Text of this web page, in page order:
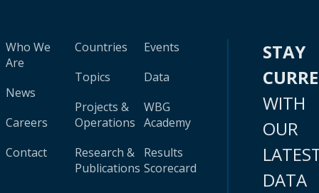
Who We
Are
News
Careers
Contact
Countries
Topics
Projects &
Operations
Research &
Publications
Events
Data
WBG
Academy
Results
Scorecard
STAY
WITH
OUR
DATA